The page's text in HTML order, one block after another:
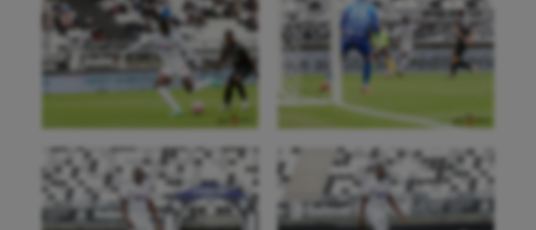
Football américain
Futsal
Gymnastique
Gymnastique rythmique